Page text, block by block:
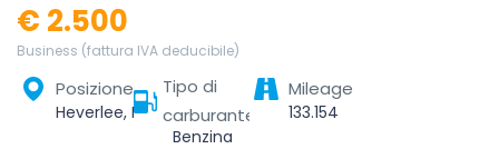
€ 2.500
Business (fattura IVA deducibile)
Posizione
Heverlee, Leuven, Vlaams-Brabant, Vlaanderen, 3001, België
Tipo di
carburante
Benzina
Mileage
133.154